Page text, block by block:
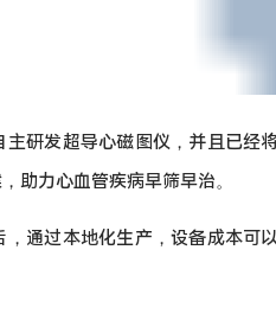
造基地将产生显著的产业带动效
、中游电子元件精密加工企业
值增幅超 10 亿元。